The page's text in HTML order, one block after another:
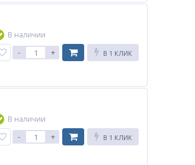
В наличии
- + В 1 КЛИК
В наличии
- + В 1 КЛИК